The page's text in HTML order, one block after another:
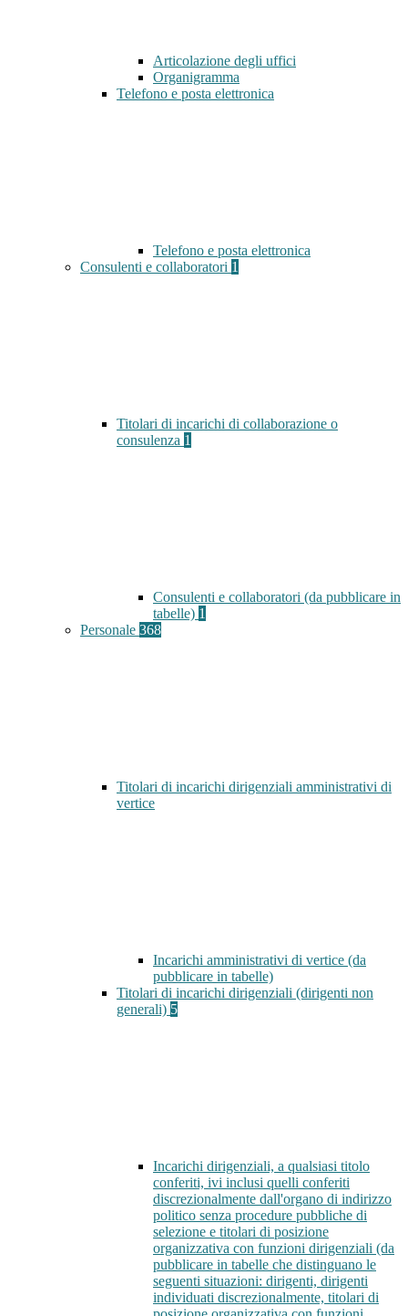
Articolazione degli uffici
Organigramma
Telefono e posta elettronica
Telefono e posta elettronica
Consulenti e collaboratori 1
Titolari di incarichi di collaborazione o
consulenza 1
Consulenti e collaboratori (da pubblicare in
tabelle) 1
Personale 368
Titolari di incarichi dirigenziali amministrativi di
vertice
Incarichi amministrativi di vertice (da
pubblicare in tabelle)
Titolari di incarichi dirigenziali (dirigenti non
generali) 5
Incarichi dirigenziali, a qualsiasi titolo
conferiti, ivi inclusi quelli conferiti
discrezionalmente dall'organo di indirizzo
politico senza procedure pubbliche di
selezione e titolari di posizione
organizzativa con funzioni dirigenziali (da
pubblicare in tabelle che distinguano le
seguenti situazioni: dirigenti, dirigenti
individuati discrezionalmente, titolari di